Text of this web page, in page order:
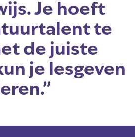
Je hoeft
te
de juiste
je lesgeven